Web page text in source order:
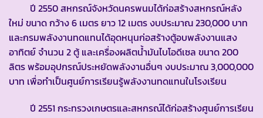
ปี 2550 สหกรณ์จังหวัดนครพนมได้ก่อสร้างสหกรณ์หลัง
ใหม่ ขนาด กว้าง 6 เมตร ยาว 12 เมตร งบประมาณ 230,000 บาท
และกรมพลังงานทดแทนได้อุดหนุนก่อสร้างตู้อบพลังงานแสง
อาทิตย์ จำนวน 2 ตู้ และเครื่องผลิตน้ำมันไบโอดีเซล ขนาด 200
ลิตร พร้อมอุปกรณ์ประหยัดพลังงานอื่นๆ งบประมาณ 3,000,000
บาท เพื่อทำเป็นศูนย์การเรียนรู้พลังงานทดแทนในโรงเรียน
ปี 2551 กระทรวงเกษตรและสหกรณ์ได้ก่อสร้างศูนย์การเรียน